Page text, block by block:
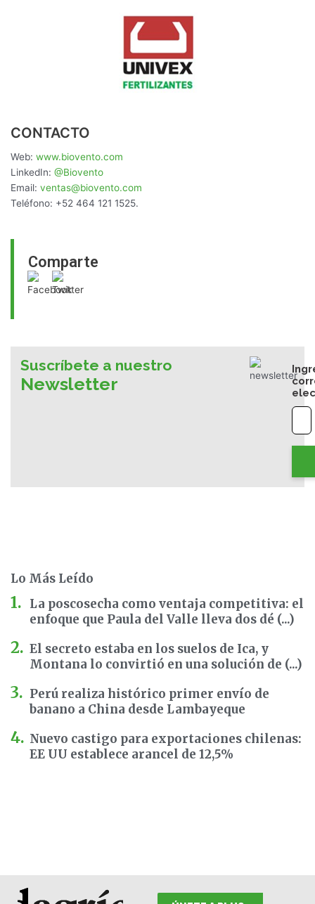
Comparte
CONTACTO
Web: www.biovento.com
LinkedIn: @Biovento
Email: ventas@biovento.com
Teléfono: +52 464 121 1525.
Suscríbete a nuestro
Newsletter
Lo Más Leído
La poscosecha como ventaja competitiva: el
enfoque que Paula del Valle lleva dos dé (...)
El secreto estaba en los suelos de Ica, y
Montana lo convirtió en una solución de (...)
Perú realiza histórico primer envío de
banano a China desde Lambayeque
Nuevo castigo para exportaciones chilenas:
EE UU establece arancel de 12,5%